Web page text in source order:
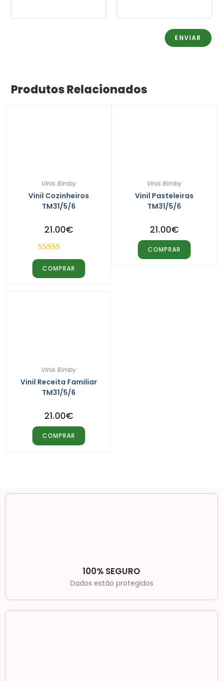
Produtos Relacionados
Vinis Bimby
Vinil Cozinheiros
TM31/5/6
21.00€
Avaliação
5.00de 5
COMPRAR
Vinis Bimby
Vinil Pasteleiras
TM31/5/6
21.00€
COMPRAR
Vinis Bimby
Vinil Receita Familiar
TM31/5/6
21.00€
COMPRAR
100% SEGURO
Dados estão protegidos